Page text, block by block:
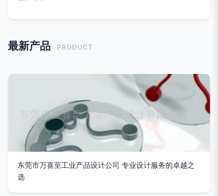
最新产品 PRODUCT
东莞市万喜至工业产品设计公司 专业设计服务的卓越之
选